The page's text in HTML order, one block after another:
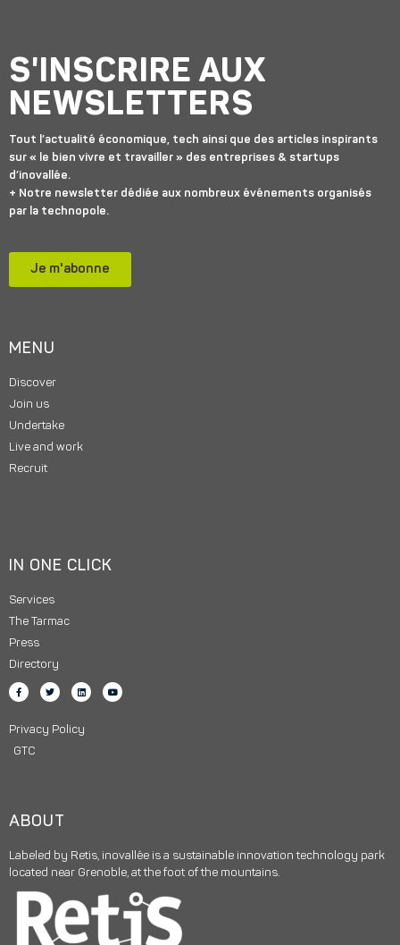
S'INSCRIRE AUX
NEWSLETTERS
Tout l’actualité économique, tech ainsi que des articles inspirants
sur « le bien vivre et travailler » des entreprises & startups
d’inovallée.
+ Notre newsletter dédiée aux nombreux événements organisés
par la technopole.
Je m'abonne
MENU
Discover
Join us
Undertake
Live and work
Recruit
IN ONE CLICK
Services
The Tarmac
Press
Directory
Privacy Policy
GTC
ABOUT
Labeled by Retis, inovallée is a sustainable innovation technology park
located near Grenoble, at the foot of the mountains.